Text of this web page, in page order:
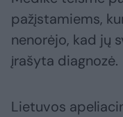
pažįstamiems,
nenorėjo, kad jų
įrašyta diagnozė.
Lietuvos